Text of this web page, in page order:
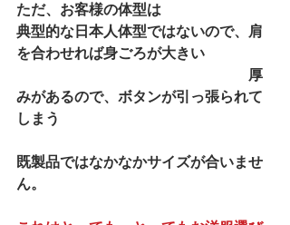
ただ、お客様の体型は
典型的な日本人体型ではないので、肩
を合わせれば身ごろが大きい
厚
みがあるので、ボタンが引っ張られて
しまう
既製品ではなかなかサイズが合いませ
ん。